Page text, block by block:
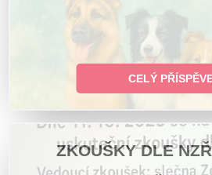
CELÝ
ZKOUŠKY DLE